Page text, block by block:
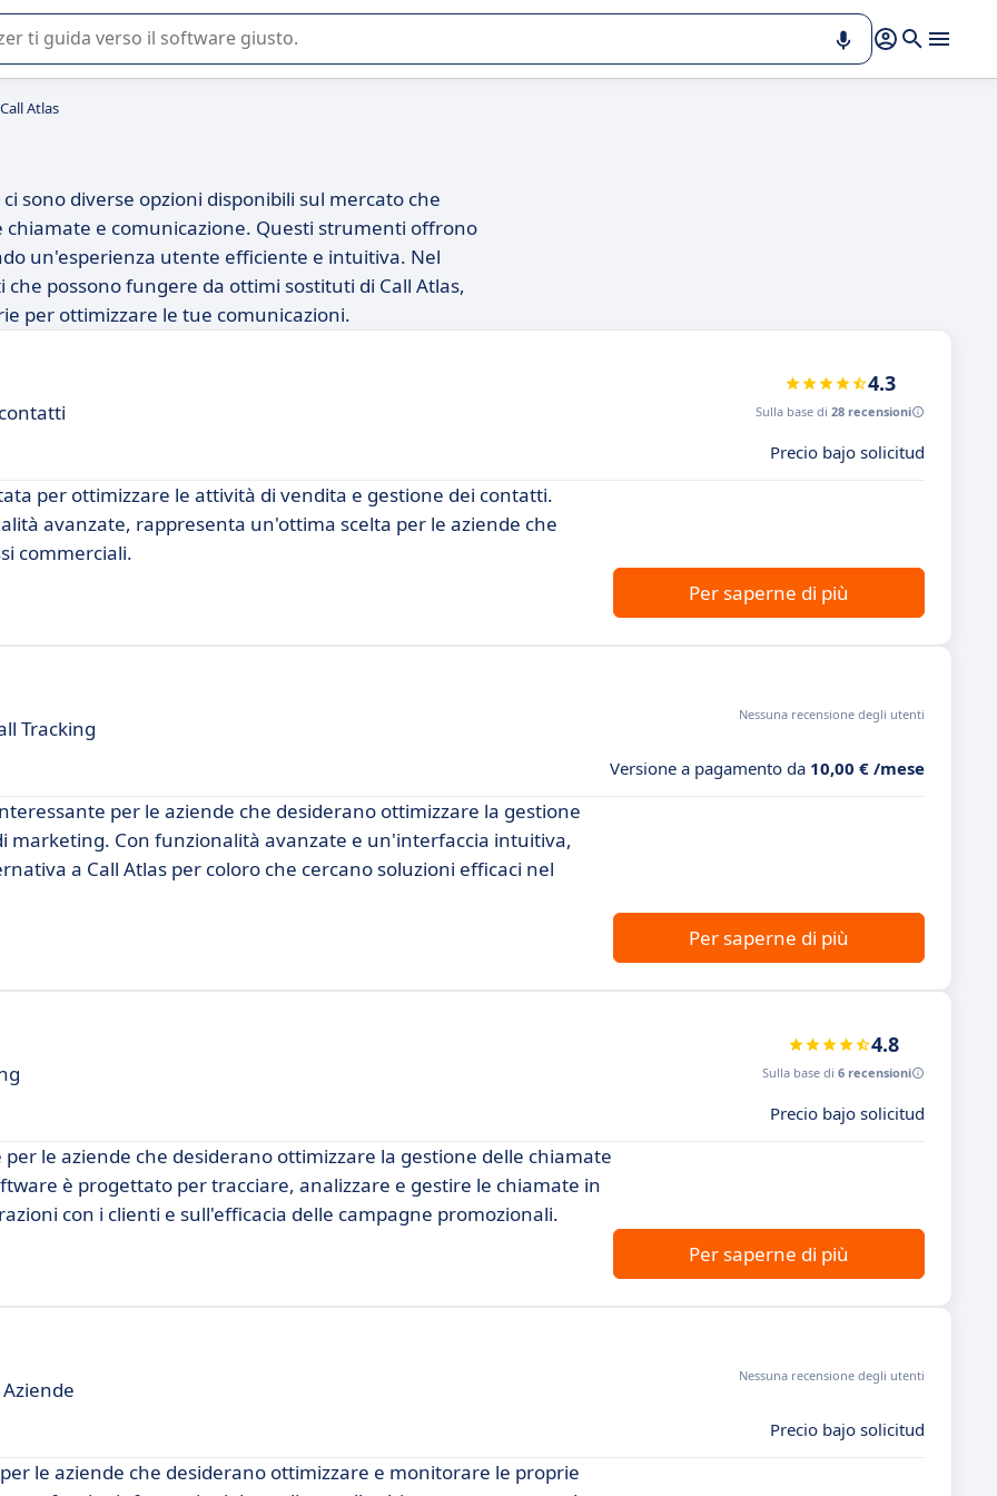
Atlas
sono diverse opzioni disponibili sul mercato che
chiamate e comunicazione. Questi strumenti offrono
un'esperienza utente efficiente e intuitiva. Nel
possono fungere da ottimi sostituti di Call Atlas,
per ottimizzare le tue comunicazioni.
4.3
Sulla base di 28 recensioni
Precio bajo solicitud
per ottimizzare le attività di vendita e gestione dei contatti.
avanzate, rappresenta un'ottima scelta per le aziende che
commerciali.
Per saperne di più
Tracking
Nessuna recensione degli utenti
Versione a pagamento da 10,00 € /mese
per le aziende che desiderano ottimizzare la gestione
marketing. Con funzionalità avanzate e un'interfaccia intuitiva,
a Call Atlas per coloro che cercano soluzioni efficaci nel
Per saperne di più
4.8
Sulla base di 6 recensioni
Precio bajo solicitud
le aziende che desiderano ottimizzare la gestione delle chiamate
è progettato per tracciare, analizzare e gestire le chiamate in
con i clienti e sull'efficacia delle campagne promozionali.
Per saperne di più
Nessuna recensione degli utenti
Precio bajo solicitud
le aziende che desiderano ottimizzare e monitorare le proprie